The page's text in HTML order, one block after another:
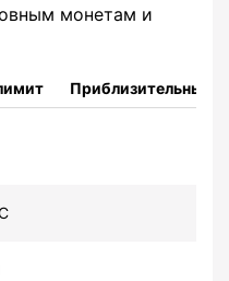
монетам и
Приблизительный